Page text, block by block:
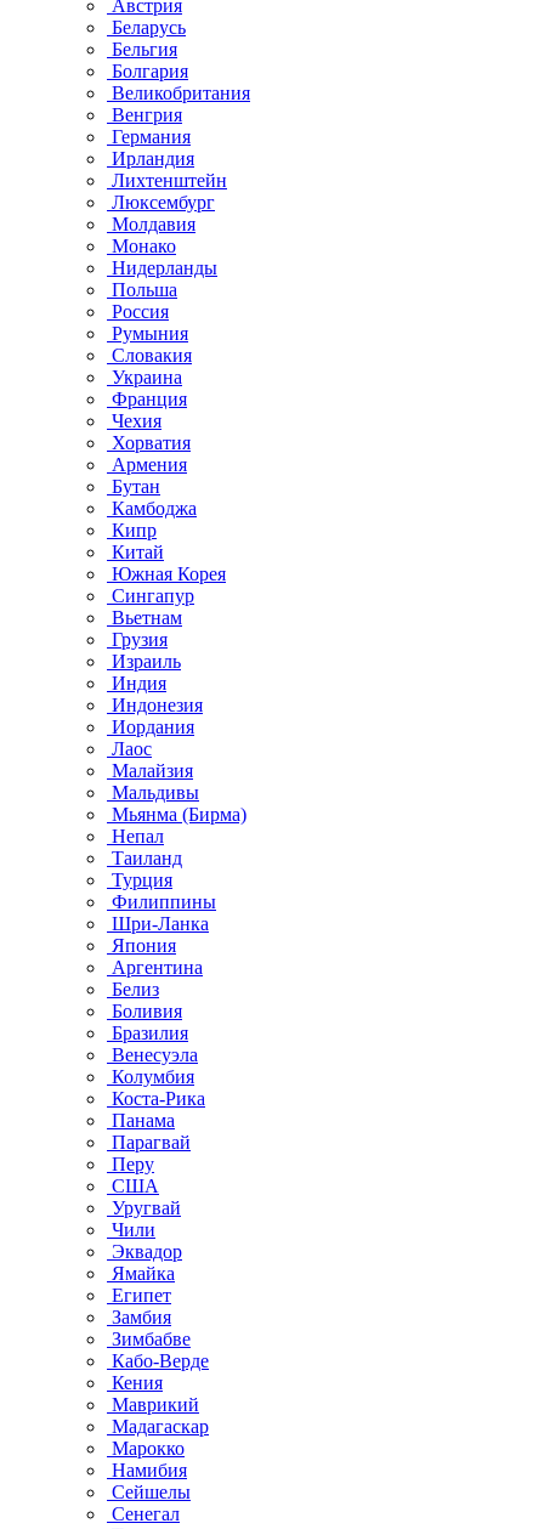
Австрия
Беларусь
Бельгия
Болгария
Великобритания
Венгрия
Германия
Ирландия
Лихтенштейн
Люксембург
Молдавия
Монако
Нидерланды
Польша
Россия
Румыния
Словакия
Украина
Франция
Чехия
Хорватия
Армения
Бутан
Камбоджа
Кипр
Китай
Южная Корея
Сингапур
Вьетнам
Грузия
Израиль
Индия
Индонезия
Иордания
Лаос
Малайзия
Мальдивы
Мьянма (Бирма)
Непал
Таиланд
Турция
Филиппины
Шри-Ланка
Япония
Аргентина
Белиз
Боливия
Бразилия
Венесуэла
Колумбия
Коста-Рика
Панама
Парагвай
Перу
США
Уругвай
Чили
Эквадор
Ямайка
Египет
Замбия
Зимбабве
Кабо-Верде
Кения
Маврикий
Мадагаскар
Марокко
Намибия
Сейшелы
Сенегал